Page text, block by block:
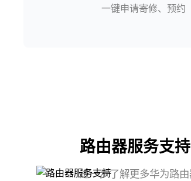
一键申请寄修、预约
路由器服务支持
进一步了解更多华为路